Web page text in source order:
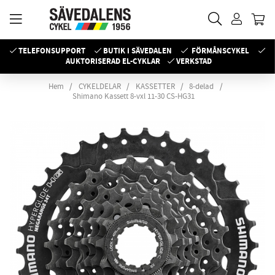
TELEFONSUPPORT BUTIK I SÄVEDALEN
FÖRMÅNSCYKEL
AUKTORISERAD EL-CYKLAR
VERKSTAD
Hem CYKELDELAR KASSETTER
8-delad
Shimano Kassett 8-vxl 11-30 CS-HG31